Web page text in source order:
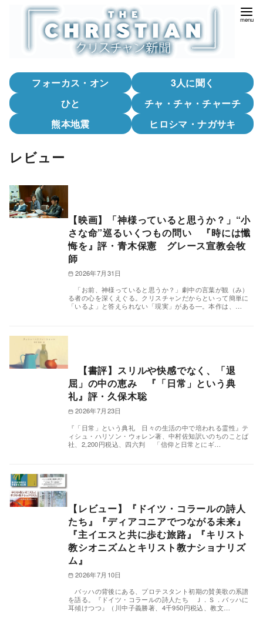
フォーカス・オン
3人に聞く
ひと
チャ・チャ・チャーチ
熊本地震
ヒロシマ・ナガサキ
レビュー
【映画】「神様っていると思うか？」“小
さな命”巡るいくつもの問い 『時には懺
悔を』評・青木保憲 グレース宣教会牧
師
2026年7月31日
「お前、神様っていると思うか？」劇中の言葉が観（み）
る者の心を深くえぐる。クリスチャンだからといって簡単に
「いるよ」と答えられない「現実」がある―。本作は、…
【書評】スリルや快感でなく、「退
屈」の中の恵み 『「日常」という典
礼』評・久保木聡
2026年7月23日
『「日常」という典礼 日々の生活の中で培われる霊性』テ
ィシュ・ハリソン・ウォレン著、中村佐知訳いのちのことば
社、2,200円税込、四六判 「信仰と日常とにギ…
【レビュー】『ドイツ・コラールの詩人
たち』『ディアコニアでつながる未来』
『主イエスと共に歩む旅路』『キリスト
教シオニズムとキリスト教ナショナリズ
ム』
2026年7月10日
バッハの背後にある、プロテスタント初期の賛美歌の系譜
を語る。『ドイツ・コラールの詩人たち Ｊ．Ｓ．バッハに
耳傾けつつ』（川中子義勝著、4千950円税込、教文…